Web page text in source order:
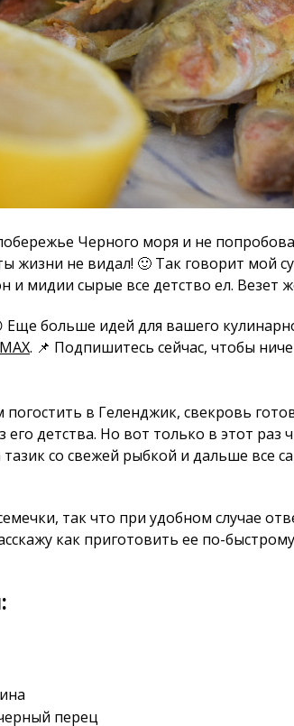
Черного моря и не
жизни не видал! 🙂 Так говорит мой
и мидии сырые все детство ел. Везет
Еще больше идей для вашего
MAX. 📌 Подпишитесь сейчас, чтобы
в Геленджик, свекровь
его детства. Но вот только в этот раз
тазик со свежей рыбкой и дальше все
так что при удобном случае
как приготовить ее по-
перец